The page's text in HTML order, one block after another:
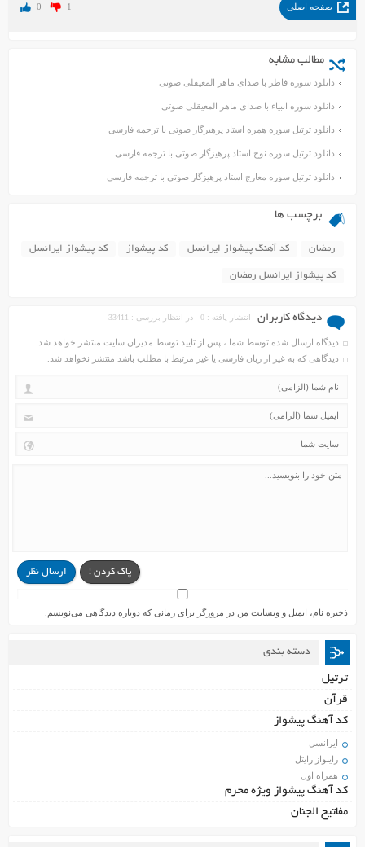
صفحه اصلی 0 1
مطالب مشابه
دانلود سوره فاطر با صدای ماهر المعیقلی صوتی
دانلود سوره انبیاء با صدای ماهر المعیقلی صوتی
دانلود ترتیل سوره همزه استاد پرهیزگار صوتی با ترجمه فارسی
دانلود ترتیل سوره نوح استاد پرهیزگار صوتی با ترجمه فارسی
دانلود ترتیل سوره معارج استاد پرهیزگار صوتی با ترجمه فارسی
برچسب ها
رمضان کد آهنگ پیشواز ایرانسل کد پیشواز کد پیشواز ایرانسل
کد پیشواز ایرانسل رمضان
دیدگاه کاربران انتشار یافته : 0 - در انتظار بررسی : 33411
دیدگاه ارسال شده توسط شما ، پس از تایید توسط مدیران سایت منتشر خواهد شد.
دیدگاهی که به غیر از زبان فارسی یا غیر مرتبط با مطلب باشد منتشر نخواهد شد.
ارسال نظر پاک کردن !
ذخیره نام، ایمیل و وبسایت من در مرورگر برای زمانی که دوباره دیدگاهی می‌نویسم.
دسته بندی
ترتیل
قرآن
کد آهنگ پیشواز
ایرانسل
راینواز رایتل
همراه اول
کد آهنگ پیشواز ویژه محرم
مفاتیح الجنان